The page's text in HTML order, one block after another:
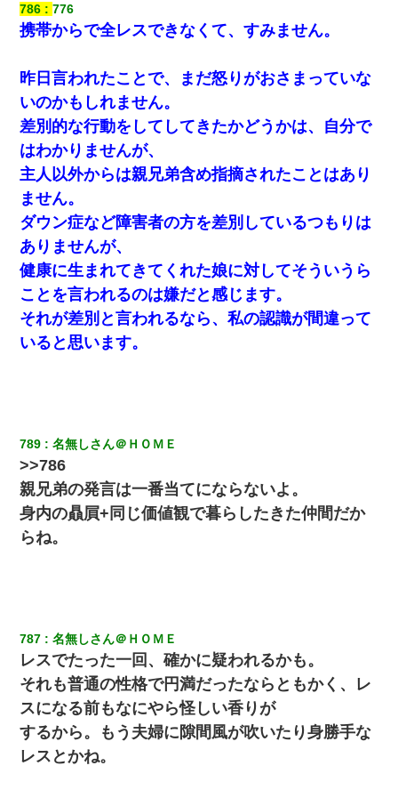
てさ～ほんと恥ずかしいわよね～（大声」新郎両親「！！！（土
下座」→ 結果・・・
786 776
携帯からで全レスできなくて、すみません。
昨日言われたことで、まだ怒りがおさまっていな
いのかもしれません。
差別的な行動をしてしてきたかどうかは、自分で
はわかりませんが、
主人以外からは親兄弟含め指摘されたことはあり
ません。
ダウン症など障害者の方を差別しているつもりは
ありませんが、
健康に生まれてきてくれた娘に対してそういうら
ことを言われるのは嫌だと感じます。
それが差別と言われるなら、私の認識が間違って
いると思います。
789 名無しさん＠ＨＯＭＥ
>>786
親兄弟の発言は一番当てにならないよ。
身内の贔屓+同じ価値観で暮らしたきた仲間だか
らね。
787 名無しさん＠ＨＯＭＥ
レスでたった一回、確かに疑われるかも。
それも普通の性格で円満だったならともかく、レ
スになる前もなにやら怪しい香りが
するから。もう夫婦に隙間風が吹いたり身勝手な
レスとかね。